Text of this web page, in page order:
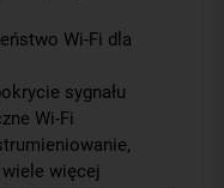
Wi-Fi dla
sygnału
Wi-Fi
więcej